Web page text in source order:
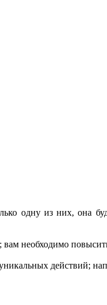
одну из них, она
вам необходимо
действий;